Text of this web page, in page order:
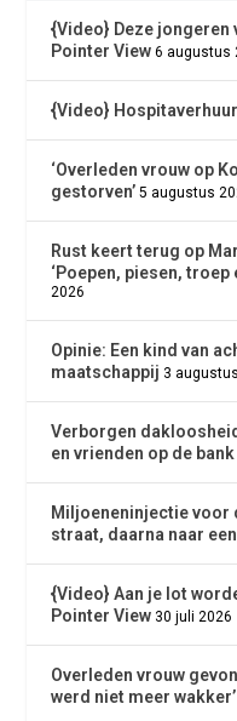
{Video} Deze jongeren
Pointer View 6 augustus
{Video}
‘Overleden vrouw op
gestorven’ 5 augustus
Rust keert terug op
‘Poepen, piesen,
2026
Opinie: Een kind van
maatschappij 3
Verborgen
en vrienden op de bank
Miljoeneninjectie voor
straat, daarna naar
{Video} Aan je lot
Pointer View 30 juli 2026
Overleden vrouw
werd niet meer wakker’